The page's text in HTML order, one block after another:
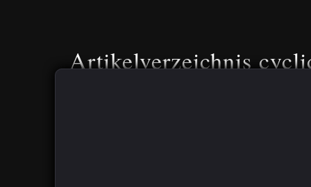
Artikelverzeichnis